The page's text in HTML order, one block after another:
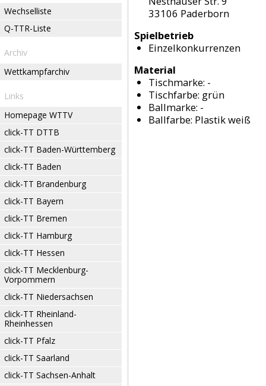
Wechselliste
Q-TTR-Liste
Archiv
Wettkampfarchiv
Links
Homepage WTTV
click-TT DTTB
click-TT Baden-Württemberg
click-TT Baden
click-TT Brandenburg
click-TT Bayern
click-TT Bremen
click-TT Hamburg
click-TT Hessen
click-TT Mecklenburg-
Vorpommern
click-TT Niedersachsen
click-TT Rheinland-
Rheinhessen
click-TT Pfalz
click-TT Saarland
click-TT Sachsen-Anhalt
33106 Paderborn
Spielbetrieb
Einzelkonkurrenzen
Material
Tischmarke: -
Tischfarbe: grün
Ballmarke: -
Ballfarbe: Plastik weiß